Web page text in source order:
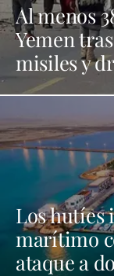
Al menos
Yemen
misiles y
Los hutíes
marítimo
ataque a